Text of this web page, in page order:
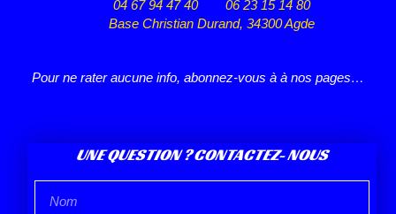
04 67 94 47 40
06 23 15 14 80
Base Christian Durand, 34300 Agde
Pour ne rater aucune info, abonnez-vous à à nos pages…
UNE QUESTION ? CONTACTEZ- NOUS